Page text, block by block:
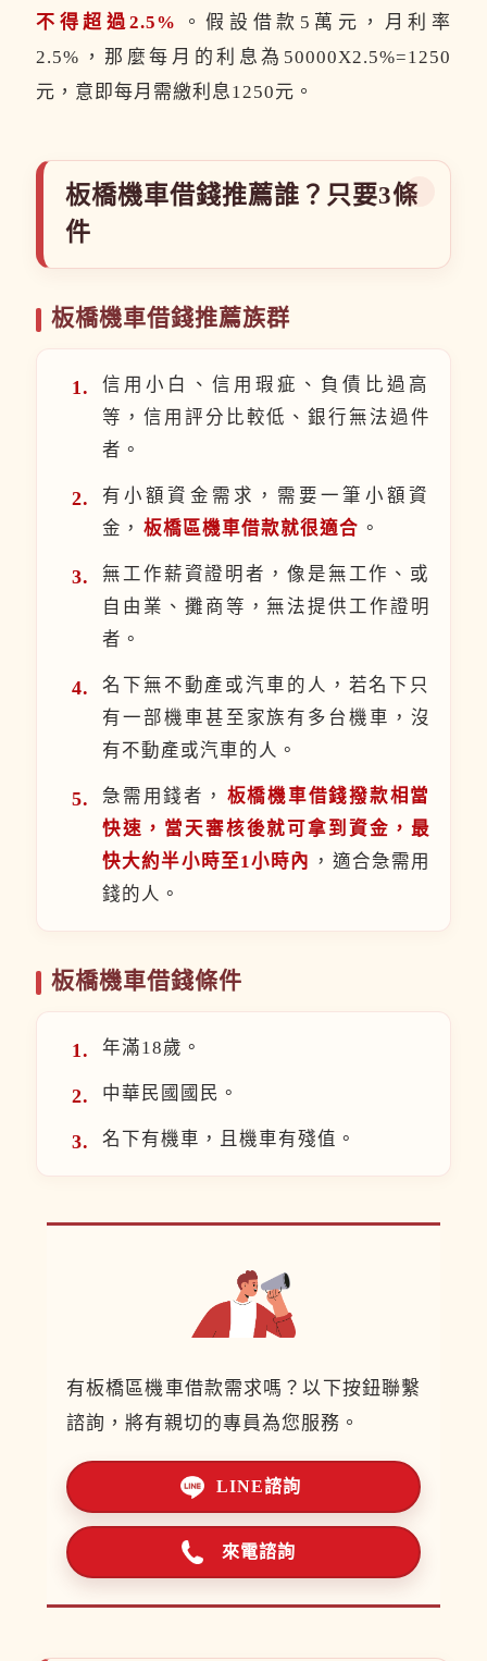
不得超過2.5%
。假設借款5萬元，月利率
2.5%，那麼每月的利息為50000X2.5%=1250
元，意即每月需繳利息1250元。
板橋機車借錢推薦誰？只要3條
件
板橋機車借錢推薦族群
信用小白、信用瑕疵、負債比過高
等，信用評分比較低、銀行無法過件
者。
有小額資金需求，需要一筆小額資
金， 板橋區機車借款就很適合 。
無工作薪資證明者，像是無工作、或
自由業、攤商等，無法提供工作證明
者。
名下無不動產或汽車的人，若名下只
有一部機車甚至家族有多台機車，沒
有不動產或汽車的人。
急需用錢者， 板橋機車借錢撥款相當
快速，當天審核後就可拿到資金，最
快大約半小時至1小時內 ，適合急需用
錢的人。
板橋機車借錢條件
年滿18歲。
中華民國國民。
名下有機車，且機車有殘值。
有板橋區機車借款需求嗎？以下按鈕聯繫
諮詢，將有親切的專員為您服務。
LINE諮詢
來電諮詢